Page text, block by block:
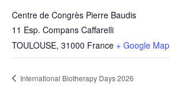
Centre de Congrès Pierre Baudis
11 Esp. Compans Caffarelli
TOULOUSE, 31000 France + Google Map
International Biotherapy Days 2026